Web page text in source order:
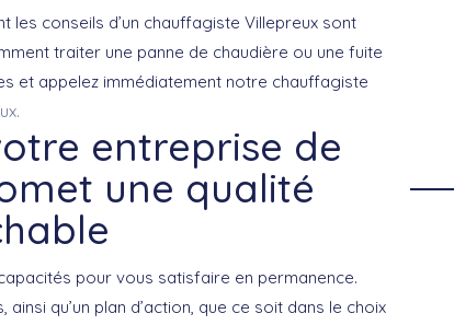
les conseils d’un chauffagiste Villepreux sont
traiter une panne de chaudière ou une fuite
et appelez immédiatement notre chauffagiste
entreprise de
une qualité
pour vous satisfaire en permanence.
qu’un plan d’action, que ce soit dans le choix